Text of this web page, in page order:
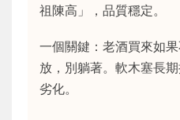
祖陳高」，品質穩定。
一個關鍵：老酒買來如
放，別躺著。軟木塞長
劣化。